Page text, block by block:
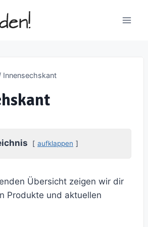
Innensechskant
aufklappen
Übersicht zeigen wir dir
Produkte und aktuellen